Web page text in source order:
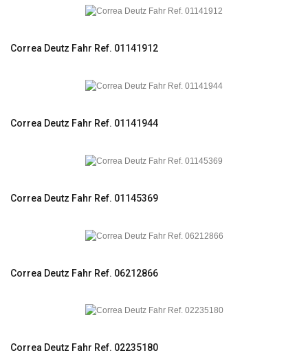
Correa Deutz Fahr Ref. 01141912
Correa Deutz Fahr Ref. 01141944
Correa Deutz Fahr Ref. 01145369
Correa Deutz Fahr Ref. 06212866
Correa Deutz Fahr Ref. 02235180